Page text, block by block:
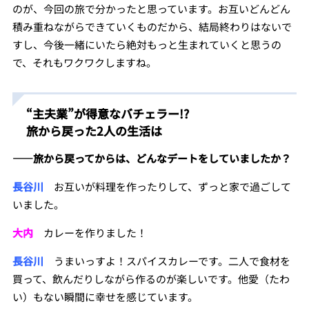
のが、今回の旅で分かったと思っています。お互いどんどん
積み重ねながらできていくものだから、結局終わりはないで
すし、今後一緒にいたら絶対もっと生まれていくと思うの
で、それもワクワクしますね。
“主夫業”が得意なバチェラー!?
旅から戻った2人の生活は
――旅から戻ってからは、 どんなデートをしていましたか？
長谷川 お互いが料理を作ったりして、ずっと家で過ごして
いました。
大内カレーを作りました！
長谷川 うまいっすよ！スパイスカレーです。二人で食材を
買って、飲んだりしながら作るのが楽しいです。他愛（たわ
い）もない瞬間に幸せを感じています。